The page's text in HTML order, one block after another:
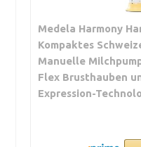
Medela Harmony
Kompaktes
Manuelle
Flex Brusthauben
Expression-